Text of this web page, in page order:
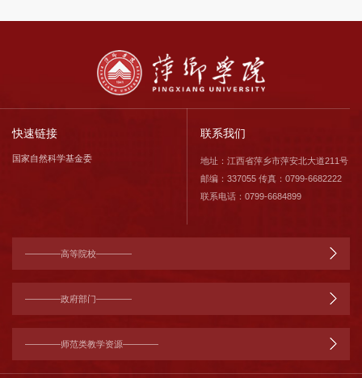
快速链接
国家自然科学基金委
联系我们
地址：江西省萍乡市萍安北大道211号
邮编：337055 传真：0799-6682222
联系电话：0799-6684899
————高等院校————
————政府部门————
————师范类教学资源————